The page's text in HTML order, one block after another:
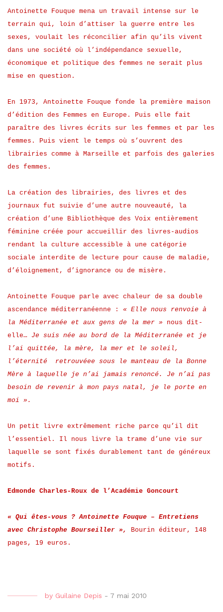
Antoinette Fouque mena un travail intense sur le
terrain qui, loin d’attiser la guerre entre les
sexes, voulait les réconcilier afin qu’ils vivent
dans une société où l’indépendance sexuelle,
économique et politique des femmes ne serait plus
mise en question.
En 1973, Antoinette Fouque fonde la première maison
d’édition des Femmes en Europe. Puis elle fait
paraître des livres écrits sur les femmes et par les
femmes. Puis vient le temps où s’ouvrent des
librairies comme à Marseille et parfois des galeries
des femmes.
La création des librairies, des livres et des
journaux fut suivie d’une autre nouveauté, la
création d’une Bibliothèque des Voix entièrement
féminine créée pour accueillir des livres-audios
rendant la culture accessible à une catégorie
sociale interdite de lecture pour cause de maladie,
d’éloignement, d’ignorance ou de misère.
Antoinette Fouque parle avec chaleur de sa double
ascendance méditerranéenne : « Elle nous renvoie à
la Méditerranée et aux gens de la mer » nous dit-
elle… Je suis née au bord de la Méditerranée et je
l’ai quittée, la mère, la mer et le soleil,
l’éternité retrouvéee sous le manteau de la Bonne
Mère à laquelle je n’ai jamais renoncé. Je n’ai pas
besoin de revenir à mon pays natal, je le porte en
moi ».
Un petit livre extrêmement riche parce qu’il dit
l’essentiel. Il nous livre la trame d’une vie sur
laquelle se sont fixés durablement tant de généreux
motifs.
Edmonde Charles-Roux de l’Académie Goncourt
« Qui êtes-vous ? Antoinette Fouque – Entretiens
avec Christophe Bourseiller »,
Bourin éditeur, 148
pages, 19 euros.
by Guilaine Depis - 7 mai 2010